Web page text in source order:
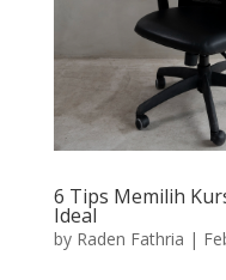
6 Tips Memilih
Ideal
by Raden Fathria |